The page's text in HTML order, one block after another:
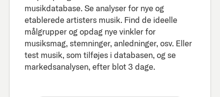
musikdatabase. Se analyser for nye og
etablerede artisters musik. Find de ideelle
målgrupper og opdag nye vinkler for
musiksmag, stemninger, anledninger, osv. Eller
test musik, som tilføjes i databasen, og se
markedsanalysen, efter blot 3 dage.​